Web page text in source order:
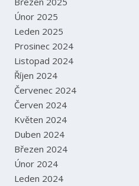
Únor 2025
Leden 2025
Prosinec 2024
Listopad 2024
Říjen 2024
Červenec 2024
Červen 2024
Květen 2024
Duben 2024
Březen 2024
Únor 2024
Leden 2024